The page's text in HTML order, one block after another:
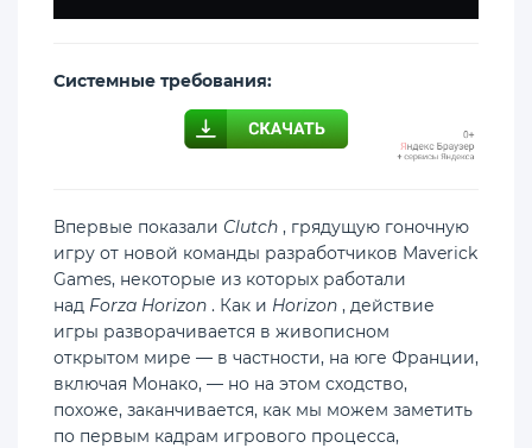
Cистемные требования:
Впервые показали Clutch , грядущую гоночную
игру от новой команды разработчиков Maverick
Games, некоторые из которых работали
над Forza Horizon . Как и Horizon , действие
игры разворачивается в живописном
открытом мире — в частности, на юге Франции,
включая Монако, — но на этом сходство,
похоже, заканчивается, как мы можем заметить
по первым кадрам игрового процесса,